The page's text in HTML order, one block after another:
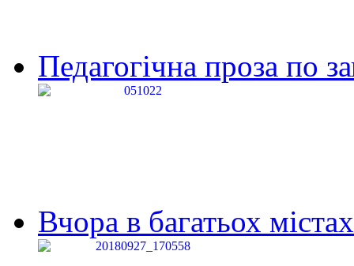
Педагогічна проза по
Вчора в багатьох